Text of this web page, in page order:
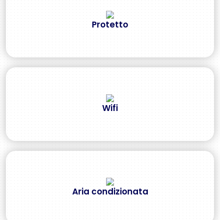
Protetto
Wifi
Aria condizionata